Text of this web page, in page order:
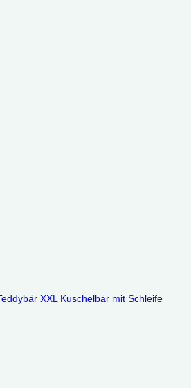
XXL Kuschelbär mit Schleife